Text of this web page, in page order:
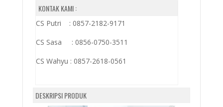
KONTAK KAMI :
CS Putri : 0857-2182-9171
CS Sasa : 0856-0750-3511
CS Wahyu : 0857-2618-0561
DESKRIPSI PRODUK